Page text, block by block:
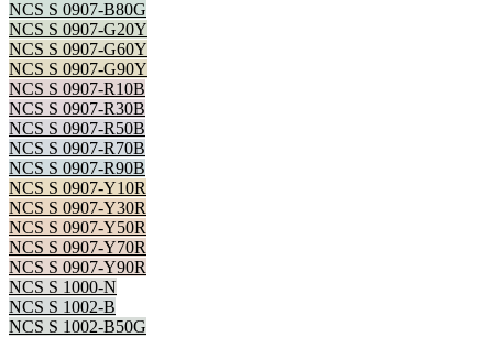
NCS S 0907-B80G
NCS S 0907-G20Y
NCS S 0907-G60Y
NCS S 0907-G90Y
NCS S 0907-R10B
NCS S 0907-R30B
NCS S 0907-R50B
NCS S 0907-R70B
NCS S 0907-R90B
NCS S 0907-Y10R
NCS S 0907-Y30R
NCS S 0907-Y50R
NCS S 0907-Y70R
NCS S 0907-Y90R
NCS S 1000-N
NCS S 1002-B
NCS S 1002-B50G